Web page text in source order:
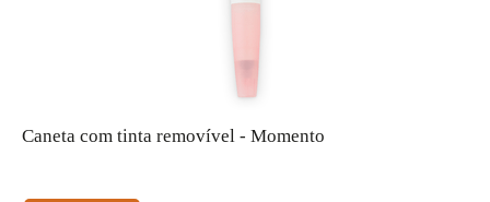
Caneta com tinta removível - Momento